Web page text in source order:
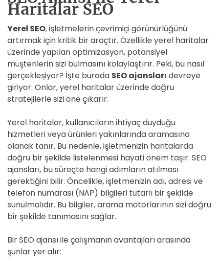
Haritalar SEO
Yerel SEO, işletmelerin çevrimiçi görünürlüğünü
artırmak için kritik bir araçtır. Özellikle yerel haritalar
üzerinde yapılan optimizasyon, potansiyel
müşterilerin sizi bulmasını kolaylaştırır. Peki, bu nasıl
gerçekleşiyor? İşte burada SEO ajansları devreye
giriyor. Onlar, yerel haritalar üzerinde doğru
stratejilerle sizi öne çıkarır.
Yerel haritalar, kullanıcıların ihtiyaç duyduğu
hizmetleri veya ürünleri yakınlarında aramasına
olanak tanır. Bu nedenle, işletmenizin haritalarda
doğru bir şekilde listelenmesi hayati önem taşır. SEO
ajansları, bu süreçte hangi adımların atılması
gerektiğini bilir. Öncelikle, işletmenizin adı, adresi ve
telefon numarası (NAP) bilgileri tutarlı bir şekilde
sunulmalıdır. Bu bilgiler, arama motorlarının sizi doğru
bir şekilde tanımasını sağlar.
Bir SEO ajansı ile çalışmanın avantajları arasında
şunlar yer alır: